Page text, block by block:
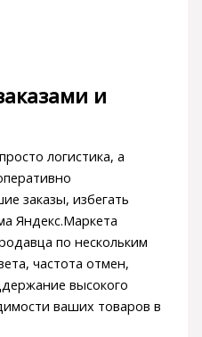
и
логистика, а
заказы, избегать
Яндекс.Маркета
по нескольким
частота отмен,
высокого
ваших товаров в